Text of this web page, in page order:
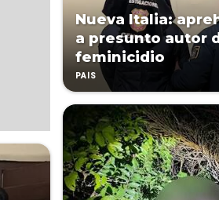
Nueva Italia:
a presunto autor
feminicidio
PAÍS